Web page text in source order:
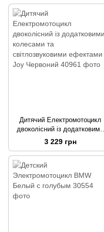
білим
Дитячий Електромотоцикл
двоколісний із додатковими
колесами та світлозвуковими
ефектами Joy Червоний
3 229 грн